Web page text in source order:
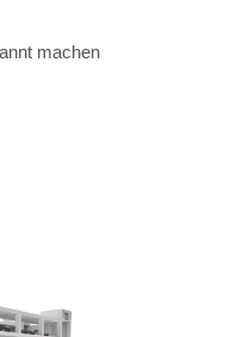
machen